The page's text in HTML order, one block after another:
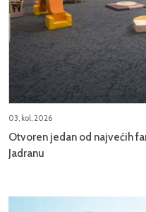
03, kol, 2026
Otvoren jedan od najvećih
Jadranu